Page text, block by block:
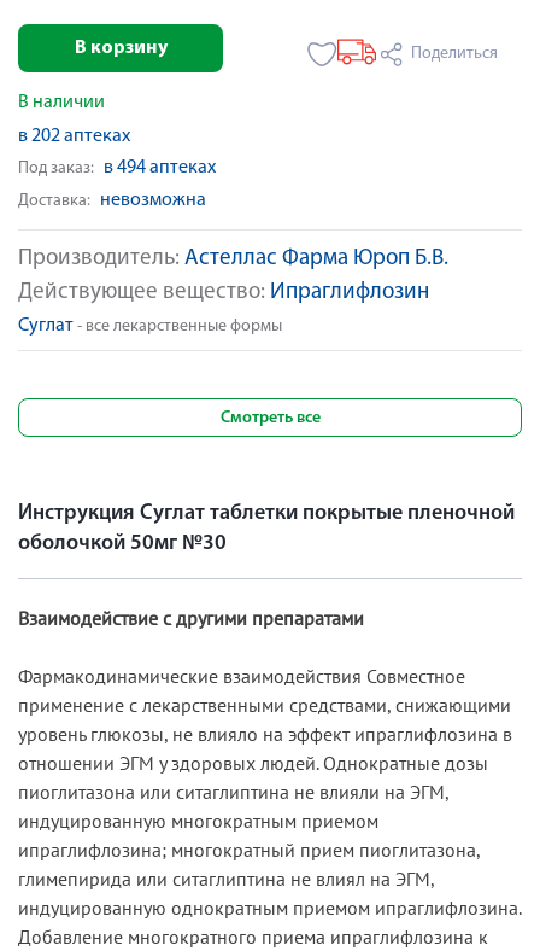
Производитель: Астеллас Фарма Юроп Б.В.
Действующее вещество: Ипраглифлозин
Суглат - все лекарственные формы
В корзину Поделиться
В наличии
в 202 аптеках
Под заказ: в 494 аптеках
Доставка: невозможна
Смотреть все
Инструкция Суглат таблетки покрытые пленочной
оболочкой 50мг №30
Взаимодействие с другими препаратами
Фармакодинамические взаимодействия Совместное
применение с лекарственными средствами, снижающими
уровень глюкозы, не влияло на эффект ипраглифлозина в
отношении ЭГМ у здоровых людей. Однократные дозы
пиоглитазона или ситаглиптина не влияли на ЭГМ,
индуцированную многократным приемом
ипраглифлозина; многократный прием пиоглитазона,
глимепирида или ситаглиптина не влиял на ЭГМ,
индуцированную однократным приемом ипраглифлозина.
Добавление многократного приема ипраглифлозина к